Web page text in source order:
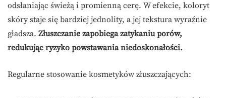
odsłaniając świeżą i promienną cerę. W efekcie, koloryt
skóry staje się bardziej jednolity, a jej tekstura wyraźnie
gładsza. Złuszczanie zapobiega zatykaniu porów,
redukując ryzyko powstawania niedoskonałości.
Regularne stosowanie kosmetyków złuszczających: